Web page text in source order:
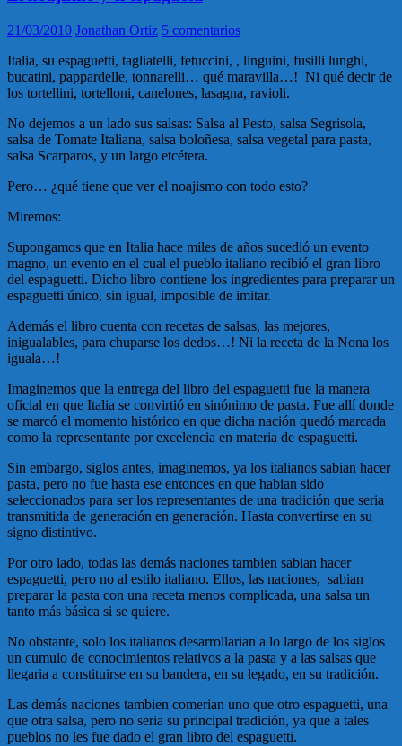
21/03/2010 Jonathan Ortiz 5 comentarios
Italia, su espaguetti, tagliatelli, fetuccini, , linguini, fusilli lunghi,
bucatini, pappardelle, tonnarelli… qué maravilla…! Ni qué decir de
los tortellini, tortelloni, canelones, lasagna, ravioli.
No dejemos a un lado sus salsas: Salsa al Pesto, salsa Segrisola,
salsa de Tomate Italiana, salsa boloñesa, salsa vegetal para pasta,
salsa Scarparos, y un largo etcétera.
Pero… ¿qué tiene que ver el noajismo con todo esto?
Miremos:
Supongamos que en Italia hace miles de años sucedió un evento
magno, un evento en el cual el pueblo italiano recibió el gran libro
del espaguetti. Dicho libro contiene los ingredientes para preparar un
espaguetti único, sin igual, imposible de imitar.
Además el libro cuenta con recetas de salsas, las mejores,
inigualables, para chuparse los dedos…! Ni la receta de la Nona los
iguala…!
Imaginemos que la entrega del libro del espaguetti fue la manera
oficial en que Italia se convirtió en sinónimo de pasta. Fue allí donde
se marcó el momento histórico en que dicha nación quedó marcada
como la representante por excelencia en materia de espaguetti.
Sin embargo, siglos antes, imaginemos, ya los italianos sabian hacer
pasta, pero no fue hasta ese entonces en que habian sido
seleccionados para ser los representantes de una tradición que seria
transmitida de generación en generación. Hasta convertirse en su
signo distintivo.
Por otro lado, todas las demás naciones tambien sabian hacer
espaguetti, pero no al estilo italiano. Ellos, las naciones, sabian
preparar la pasta con una receta menos complicada, una salsa un
tanto más básica si se quiere.
No obstante, solo los italianos desarrollarian a lo largo de los siglos
un cumulo de conocimientos relativos a la pasta y a las salsas que
llegaria a constituirse en su bandera, en su legado, en su tradición.
Las demás naciones tambien comerian uno que otro espaguetti, una
que otra salsa, pero no seria su principal tradición, ya que a tales
pueblos no les fue dado el gran libro del espaguetti.